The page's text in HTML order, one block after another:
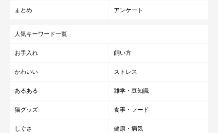
まとめ アンケート
人気キーワード一覧
お手入れ 飼い方
かわいい ストレス
あるある 雑学・豆知識
猫グッズ 食事・フード
しぐさ 健康・病気